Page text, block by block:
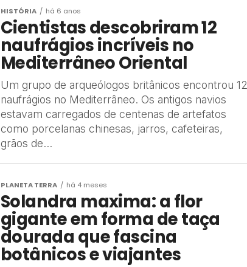
HISTÓRIA há 6 anos
Cientistas descobriram 12
naufrágios incríveis no
Mediterrâneo Oriental
Um grupo de arqueólogos britânicos encontrou 12
naufrágios no Mediterrâneo. Os antigos navios
estavam carregados de centenas de artefatos
como porcelanas chinesas, jarros, cafeteiras,
grãos de...
PLANETA TERRA há 4 meses
Solandra maxima: a flor
gigante em forma de taça
dourada que fascina
botânicos e viajantes